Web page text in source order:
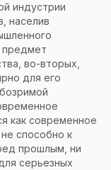
индустрии
населив
предмет
во-вторых,
для его
как современное
способно к
прошлым, ни
серьезных